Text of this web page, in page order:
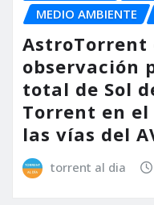
MEDIO AMBIENTE
AstroTorrent
observación
total de Sol
Torrent en
las vías del
torrent al dia